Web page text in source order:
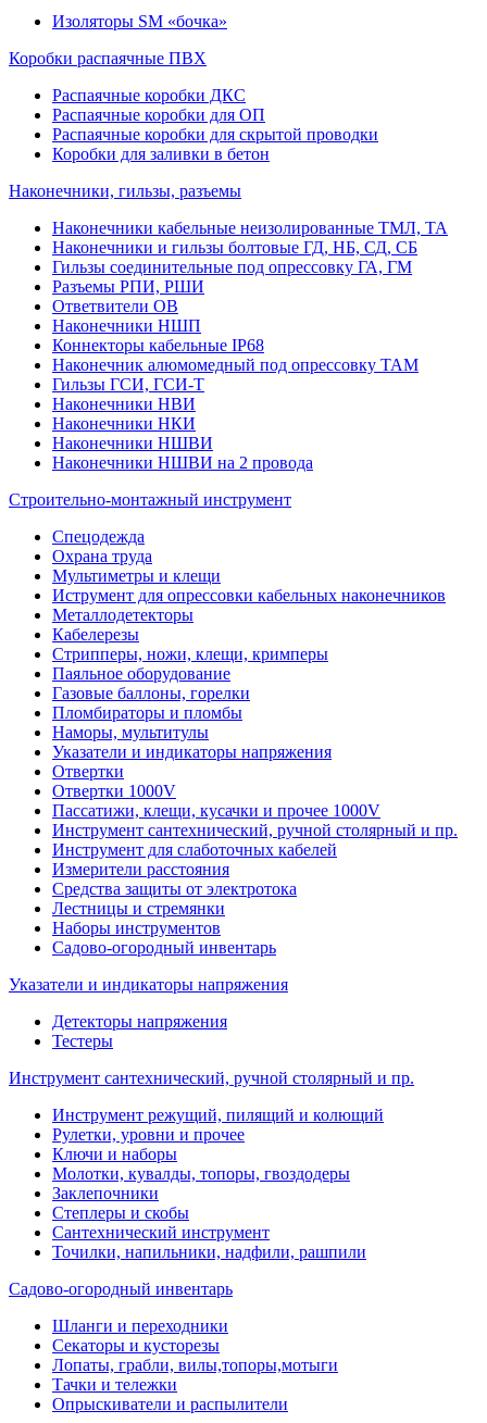
Изоляторы SM «бочка»
Коробки распаячные ПВХ
Распаячные коробки ДКС
Распаячные коробки для ОП
Распаячные коробки для скрытой проводки
Коробки для заливки в бетон
Наконечники, гильзы, разъемы
Наконечники кабельные неизолированные ТМЛ, ТА
Наконечники и гильзы болтовые ГД, НБ, СД, СБ
Гильзы соединительные под опрессовку ГА, ГМ
Разъемы РПИ, РШИ
Ответвители ОВ
Наконечники НШП
Коннекторы кабельные IP68
Наконечник алюмомедный под опрессовку ТАМ
Гильзы ГСИ, ГСИ-Т
Наконечники НВИ
Наконечники НКИ
Наконечники НШВИ
Наконечники НШВИ на 2 провода
Строительно-монтажный инструмент
Спецодежда
Охрана труда
Мультиметры и клещи
Иструмент для опрессовки кабельных наконечников
Металлодетекторы
Кабелерезы
Стрипперы, ножи, клещи, кримперы
Паяльное оборудование
Газовые баллоны, горелки
Пломбираторы и пломбы
Наморы, мультитулы
Указатели и индикаторы напряжения
Отвертки
Отвертки 1000V
Пассатижи, клещи, кусачки и прочее 1000V
Инструмент сантехнический, ручной столярный и пр.
Инструмент для слаботочных кабелей
Измерители расстояния
Средства защиты от электротока
Лестницы и стремянки
Наборы инструментов
Садово-огородный инвентарь
Указатели и индикаторы напряжения
Детекторы напряжения
Тестеры
Инструмент сантехнический, ручной столярный и пр.
Инструмент режущий, пилящий и колющий
Рулетки, уровни и прочее
Ключи и наборы
Молотки, кувалды, топоры, гвоздодеры
Заклепочники
Степлеры и скобы
Сантехнический инструмент
Точилки, напильники, надфили, рашпили
Садово-огородный инвентарь
Шланги и переходники
Секаторы и кусторезы
Лопаты, грабли, вилы,топоры,мотыги
Тачки и тележки
Опрыскиватели и распылители